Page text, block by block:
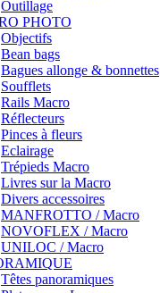
Outillage
PHOTO
Objectifs
Bean bags
Bagues allonge & bonnettes
Soufflets
Rails Macro
Réflecteurs
Pinces à fleurs
Eclairage
Trépieds Macro
Livres sur la Macro
Divers accessoires
MANFROTTO / Macro
NOVOFLEX / Macro
UNILOC / Macro
Têtes panoramiques